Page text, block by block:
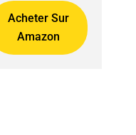
Acheter Sur
Amazon